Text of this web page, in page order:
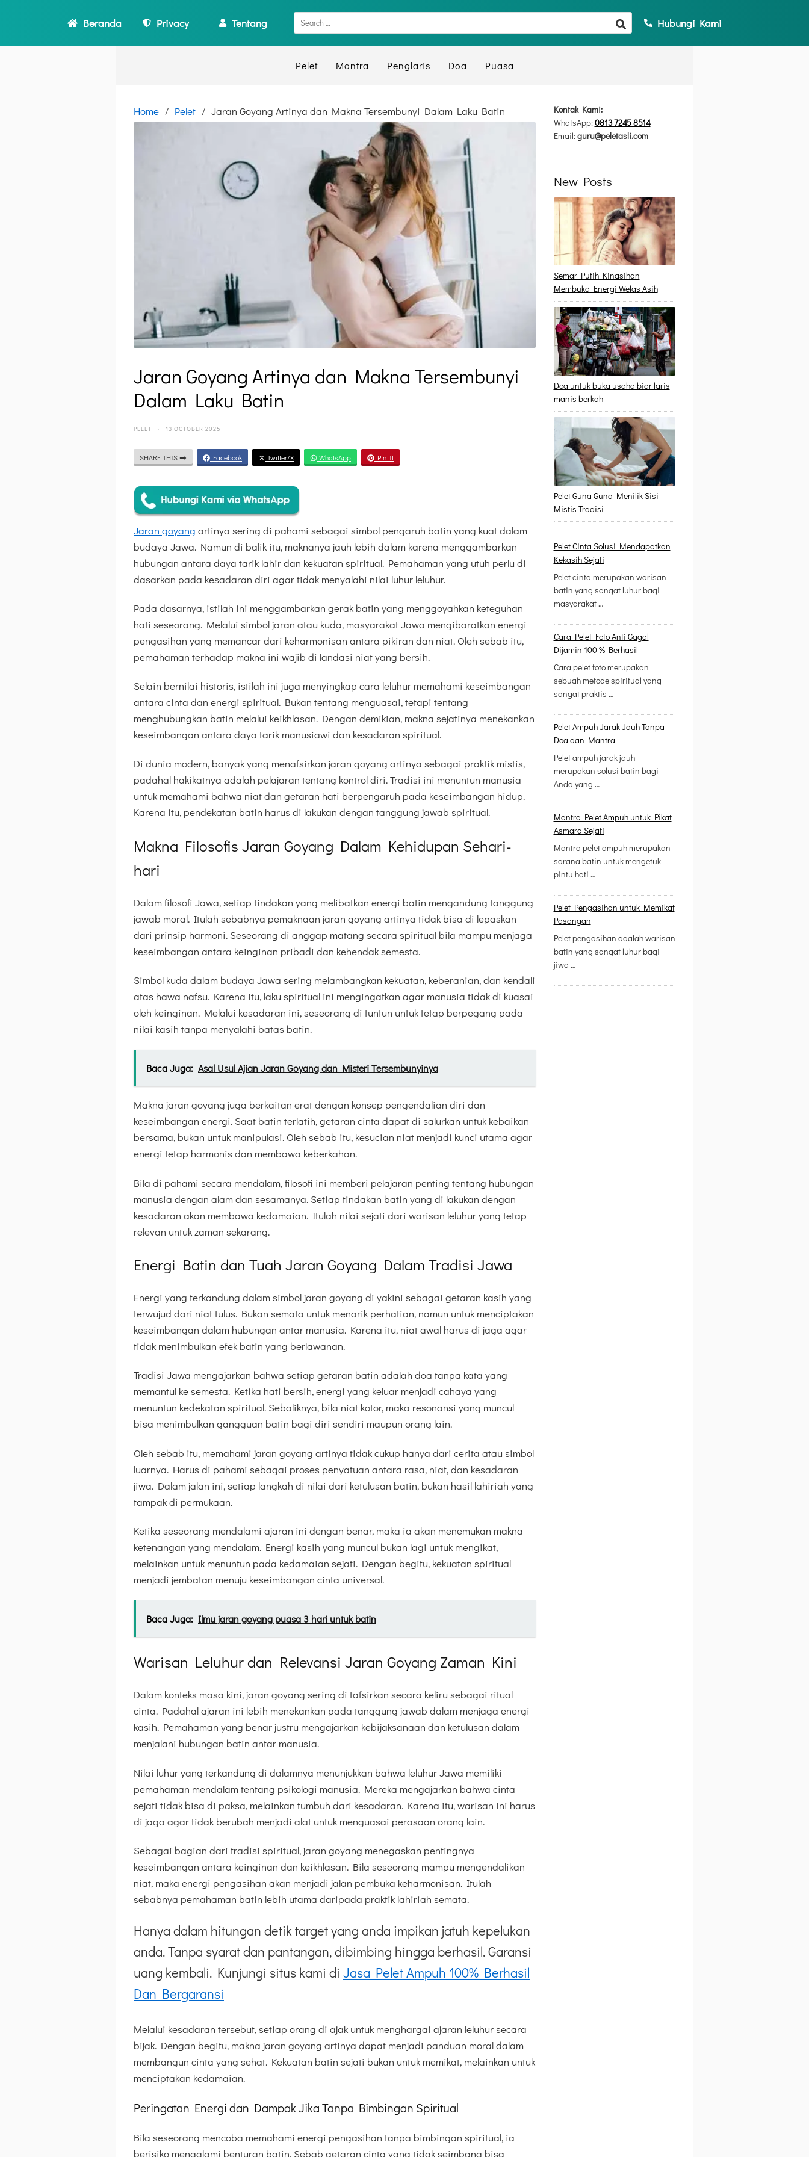
Beranda Privacy Tentang Hubungi Kami
Pelet Mantra Penglaris Doa Puasa
Home Pelet Jaran Goyang Artinya dan Makna Tersembunyi Dalam Laku Batin
Jaran Goyang Artinya dan Makna Tersembunyi
Dalam Laku Batin
PELET · 13 OCTOBER 2025
SHARE THIS Facebook Twitter/X WhatsApp Pin It
Jaran goyang artinya sering di pahami sebagai simbol pengaruh batin yang kuat dalam
budaya Jawa. Namun di balik itu, maknanya jauh lebih dalam karena menggambarkan
hubungan antara daya tarik lahir dan kekuatan spiritual. Pemahaman yang utuh perlu di
dasarkan pada kesadaran diri agar tidak menyalahi nilai luhur leluhur.
Pada dasarnya, istilah ini menggambarkan gerak batin yang menggoyahkan keteguhan
hati seseorang. Melalui simbol jaran atau kuda, masyarakat Jawa mengibaratkan energi
pengasihan yang memancar dari keharmonisan antara pikiran dan niat. Oleh sebab itu,
pemahaman terhadap makna ini wajib di landasi niat yang bersih.
Selain bernilai historis, istilah ini juga menyingkap cara leluhur memahami keseimbangan
antara cinta dan energi spiritual. Bukan tentang menguasai, tetapi tentang
menghubungkan batin melalui keikhlasan. Dengan demikian, makna sejatinya menekankan
keseimbangan antara daya tarik manusiawi dan kesadaran spiritual.
Di dunia modern, banyak yang menafsirkan jaran goyang artinya sebagai praktik mistis,
padahal hakikatnya adalah pelajaran tentang kontrol diri. Tradisi ini menuntun manusia
untuk memahami bahwa niat dan getaran hati berpengaruh pada keseimbangan hidup.
Karena itu, pendekatan batin harus di lakukan dengan tanggung jawab spiritual.
Makna Filosofis Jaran Goyang Dalam Kehidupan Sehari-
hari
Dalam filosofi Jawa, setiap tindakan yang melibatkan energi batin mengandung tanggung
jawab moral. Itulah sebabnya pemaknaan jaran goyang artinya tidak bisa di lepaskan
dari prinsip harmoni. Seseorang di anggap matang secara spiritual bila mampu menjaga
keseimbangan antara keinginan pribadi dan kehendak semesta.
Simbol kuda dalam budaya Jawa sering melambangkan kekuatan, keberanian, dan kendali
atas hawa nafsu. Karena itu, laku spiritual ini mengingatkan agar manusia tidak di kuasai
oleh keinginan. Melalui kesadaran ini, seseorang di tuntun untuk tetap berpegang pada
nilai kasih tanpa menyalahi batas batin.
Baca Juga: Asal Usul Ajian Jaran Goyang dan Misteri Tersembunyinya
Makna jaran goyang juga berkaitan erat dengan konsep pengendalian diri dan
keseimbangan energi. Saat batin terlatih, getaran cinta dapat di salurkan untuk kebaikan
bersama, bukan untuk manipulasi. Oleh sebab itu, kesucian niat menjadi kunci utama agar
energi tetap harmonis dan membawa keberkahan.
Bila di pahami secara mendalam, filosofi ini memberi pelajaran penting tentang hubungan
manusia dengan alam dan sesamanya. Setiap tindakan batin yang di lakukan dengan
kesadaran akan membawa kedamaian. Itulah nilai sejati dari warisan leluhur yang tetap
relevan untuk zaman sekarang.
Energi Batin dan Tuah Jaran Goyang Dalam Tradisi Jawa
Energi yang terkandung dalam simbol jaran goyang di yakini sebagai getaran kasih yang
terwujud dari niat tulus. Bukan semata untuk menarik perhatian, namun untuk menciptakan
keseimbangan dalam hubungan antar manusia. Karena itu, niat awal harus di jaga agar
tidak menimbulkan efek batin yang berlawanan.
Tradisi Jawa mengajarkan bahwa setiap getaran batin adalah doa tanpa kata yang
memantul ke semesta. Ketika hati bersih, energi yang keluar menjadi cahaya yang
menuntun kedekatan spiritual. Sebaliknya, bila niat kotor, maka resonansi yang muncul
bisa menimbulkan gangguan batin bagi diri sendiri maupun orang lain.
Oleh sebab itu, memahami jaran goyang artinya tidak cukup hanya dari cerita atau simbol
luarnya. Harus di pahami sebagai proses penyatuan antara rasa, niat, dan kesadaran
jiwa. Dalam jalan ini, setiap langkah di nilai dari ketulusan batin, bukan hasil lahiriah yang
tampak di permukaan.
Ketika seseorang mendalami ajaran ini dengan benar, maka ia akan menemukan makna
ketenangan yang mendalam. Energi kasih yang muncul bukan lagi untuk mengikat,
melainkan untuk menuntun pada kedamaian sejati. Dengan begitu, kekuatan spiritual
menjadi jembatan menuju keseimbangan cinta universal.
Baca Juga: Ilmu jaran goyang puasa 3 hari untuk batin
Warisan Leluhur dan Relevansi Jaran Goyang Zaman Kini
Dalam konteks masa kini, jaran goyang sering di tafsirkan secara keliru sebagai ritual
cinta. Padahal ajaran ini lebih menekankan pada tanggung jawab dalam menjaga energi
kasih. Pemahaman yang benar justru mengajarkan kebijaksanaan dan ketulusan dalam
menjalani hubungan batin antar manusia.
Nilai luhur yang terkandung di dalamnya menunjukkan bahwa leluhur Jawa memiliki
pemahaman mendalam tentang psikologi manusia. Mereka mengajarkan bahwa cinta
sejati tidak bisa di paksa, melainkan tumbuh dari kesadaran. Karena itu, warisan ini harus
di jaga agar tidak berubah menjadi alat untuk menguasai perasaan orang lain.
Sebagai bagian dari tradisi spiritual, jaran goyang menegaskan pentingnya
keseimbangan antara keinginan dan keikhlasan. Bila seseorang mampu mengendalikan
niat, maka energi pengasihan akan menjadi jalan pembuka keharmonisan. Itulah
sebabnya pemahaman batin lebih utama daripada praktik lahiriah semata.
Hanya dalam hitungan detik target yang anda impikan jatuh kepelukan
anda. Tanpa syarat dan pantangan, dibimbing hingga berhasil. Garansi
uang kembali. Kunjungi situs kami di Jasa Pelet Ampuh 100% Berhasil
Dan Bergaransi
Melalui kesadaran tersebut, setiap orang di ajak untuk menghargai ajaran leluhur secara
bijak. Dengan begitu, makna jaran goyang artinya dapat menjadi panduan moral dalam
membangun cinta yang sehat. Kekuatan batin sejati bukan untuk memikat, melainkan untuk
menciptakan kedamaian.
Peringatan Energi dan Dampak Jika Tanpa Bimbingan Spiritual
Bila seseorang mencoba memahami energi pengasihan tanpa bimbingan spiritual, ia
berisiko mengalami benturan batin. Sebab getaran cinta yang tidak seimbang bisa
Kontak Kami:
WhatsApp:0813 7245 8514
Email:guru@peletasli.com
New Posts
Semar Putih Kinasihan
Membuka Energi Welas Asih
Doa untuk buka usaha biar laris
manis berkah
Pelet Guna Guna Menilik Sisi
Mistis Tradisi
Pelet Cinta Solusi Mendapatkan
Kekasih Sejati
Pelet cinta merupakan warisan
batin yang sangat luhur bagi
masyarakat …
Cara Pelet Foto Anti Gagal
Dijamin 100 % Berhasil
Cara pelet foto merupakan
sebuah metode spiritual yang
sangat praktis …
Pelet Ampuh Jarak Jauh Tanpa
Doa dan Mantra
Pelet ampuh jarak jauh
merupakan solusi batin bagi
Anda yang …
Mantra Pelet Ampuh untuk Pikat
Asmara Sejati
Mantra pelet ampuh merupakan
sarana batin untuk mengetuk
pintu hati …
Pelet Pengasihan untuk Memikat
Pasangan
Pelet pengasihan adalah warisan
batin yang sangat luhur bagi
jiwa …